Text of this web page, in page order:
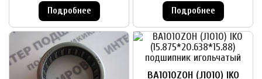
Подробнее Подробнее
BA1010ZOH (J1010) IKO